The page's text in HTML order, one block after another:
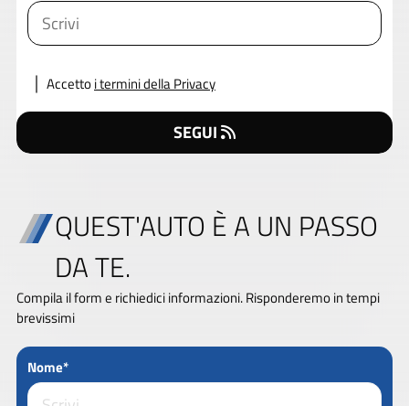
Accettoi termini della Privacy
SEGUI
QUEST'AUTO È A UN PASSO
DA TE.
Compila il form e richiedici informazioni. Risponderemo in tempi
brevissimi
Nome*